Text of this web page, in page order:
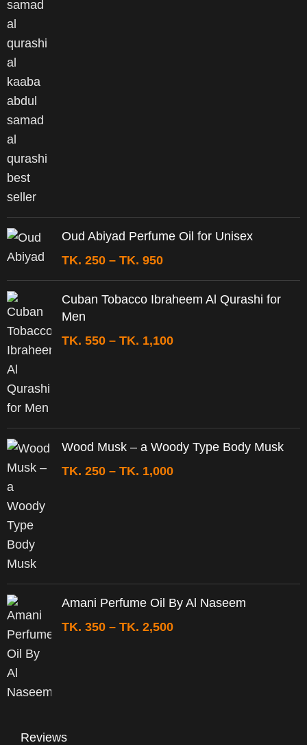
Oud Abiyad Perfume Oil for Unisex
TK. 250 – TK. 950
Cuban Tobacco Ibraheem Al Qurashi for
Men
TK. 550 – TK. 1,100
Wood Musk – a Woody Type Body Musk
TK. 250 – TK. 1,000
Amani Perfume Oil By Al Naseem
TK. 350 – TK. 2,500
Reviews